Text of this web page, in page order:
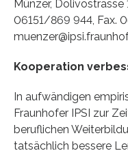
Münzer, Dolivostrasse
06151/869 944, Fax.
Kooperation
In aufwändigen
Fraunhofer IPSI zur
beruflichen
tatsächlich bessere